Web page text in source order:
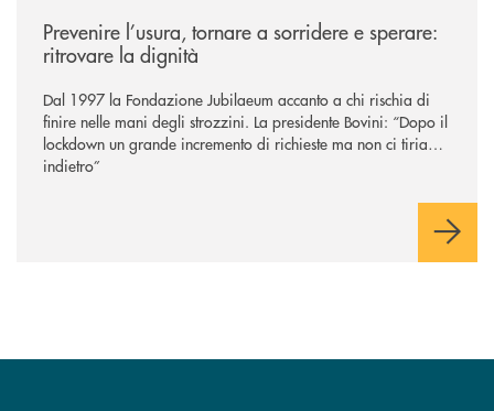
Prevenire l’usura, tornare a sorridere e sperare:
ritrovare la dignità
Dal 1997 la Fondazione Jubilaeum accanto a chi rischia di
finire nelle mani degli strozzini. La presidente Bovini: “Dopo il
lockdown un grande incremento di richieste ma non ci tiriamo
indietro”